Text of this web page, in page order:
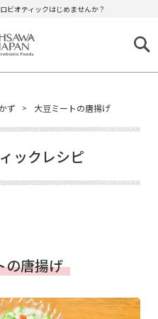
ビオティックはじめませんか？
ず 大豆ミートの唐揚げ
ックレシピ
の唐揚げ